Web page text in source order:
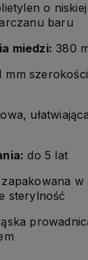
o
baru
miedzi: 380
mm
do 5 lat
zapakowana w
sterylność